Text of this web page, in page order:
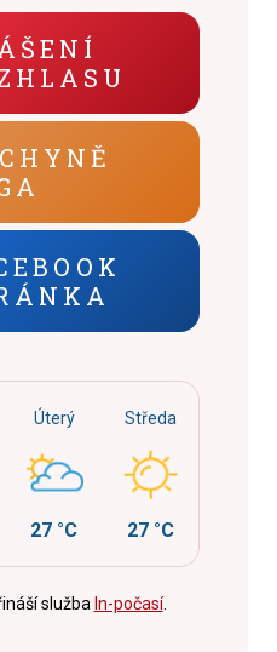
Úterý
27 °C
Středa
27 °C
služba In-počasí.